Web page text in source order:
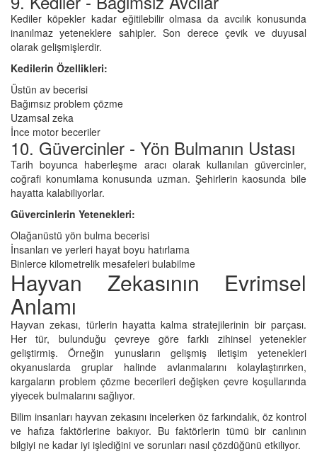
Kediler köpekler kadar eğitilebilir olmasa da avcılık konusunda
inanılmaz yeteneklere sahipler. Son derece çevik ve duyusal
olarak gelişmişlerdir.
Kedilerin Özellikleri:
Üstün av becerisi
Bağımsız problem çözme
Uzamsal zeka
İnce motor beceriler
10. Güvercinler - Yön Bulmanın Ustası
Tarih boyunca haberleşme aracı olarak kullanılan güvercinler,
coğrafi konumlama konusunda uzman. Şehirlerin kaosunda bile
hayatta kalabiliyorlar.
Güvercinlerin Yetenekleri:
Olağanüstü yön bulma becerisi
İnsanları ve yerleri hayat boyu hatırlama
Binlerce kilometrelik mesafeleri bulabilme
Hayvan Zekasının Evrimsel
Anlamı
Hayvan zekası, türlerin hayatta kalma stratejilerinin bir parçası.
Her tür, bulunduğu çevreye göre farklı zihinsel yetenekler
geliştirmiş. Örneğin yunusların gelişmiş iletişim yetenekleri
okyanuslarda gruplar halinde avlanmalarını kolaylaştırırken,
kargaların problem çözme becerileri değişken çevre koşullarında
yiyecek bulmalarını sağlıyor.
Bilim insanları hayvan zekasını incelerken öz farkındalık, öz kontrol
ve hafıza faktörlerine bakıyor. Bu faktörlerin tümü bir canlının
bilgiyi ne kadar iyi işlediğini ve sorunları nasıl çözdüğünü etkiliyor.